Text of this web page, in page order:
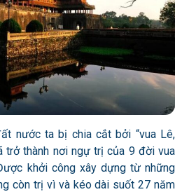
nước ta bị chia cắt bởi “vua Lê,
trở thành nơi ngự trị của 9 đời vua
khởi công xây dựng từ những
còn trị vì và kéo dài suốt 27 năm